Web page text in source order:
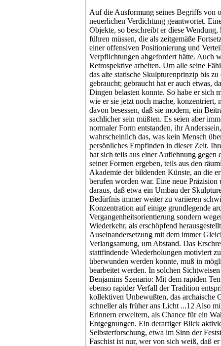
Auf die Ausformung seines Begriffs von
neuerlichen Verdichtung geantwortet.
Objekte, so beschreibt er diese
führen müssen, die als zeitgemäße
einer offensiven Positionierung und
Verpflichtungen abgefordert hätte. Auch
Retrospektive arbeiten. Um alle seine
das alte statische Skulpturenprinzip bis
gebraucht; gebraucht hat er auch etwas,
Dingen belasten konnte. So habe er sich
wie er sie jetzt noch mache, konzentriert,
davon besessen, daß sie modern, ein
sachlicher sein müßten. Es seien aber
normaler Form entstanden, ihr
wahrscheinlich das, was kein Mensch
persönliches Empfinden in dieser Zeit.
hat sich teils aus einer Auflehnung gegen
seiner Formen ergeben, teils aus den
Akademie der bildenden Künste, an die
berufen worden war. Eine neue Präzision
daraus, daß etwa ein Umbau der
Bedürfnis immer weiter zu variieren
Konzentration auf einige grundlegende
Vergangenheitsorientierung sondern
Wiederkehr, als erschöpfend
Auseinandersetzung mit dem immer
Verlangsamung, um Abstand. Das
stattfindende Wiederholungen motiviert
überwunden werden konnte, muß in
bearbeitet werden. In solchen
Benjamins Szenario: Mit dem rapiden
ebenso rapider Verfall der Tradition
kollektiven Unbewußten, das archaische
schneller als früher ans Licht ...12 Also
Erinnern erweitern, als Chance für ein
Entgegnungen. Ein derartiger Blick
Selbsterforschung, etwa im Sinn der
Faschist ist nur, wer von sich weiß, daß